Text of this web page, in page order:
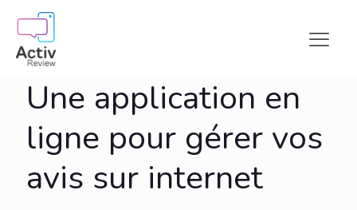
Une application en
ligne pour gérer vos
avis sur internet